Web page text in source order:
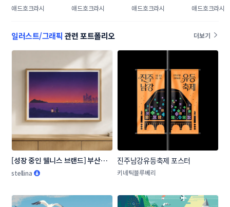
인쇄물 포스터
애드호크라시
온라인 홍보 캠페인
애드호크라시
온라인(SNS) 콘텐
애드호크라시
인(SNS) 홍
애드호크라시
일러스트/그래픽 관련 포트폴리오 더보기
[성장 중인 웰니스 브랜드] 부산의
장소, 순간을 담은 일러스트 3종
stellina
진주남강유등축제 포스터
키네틱블루베리